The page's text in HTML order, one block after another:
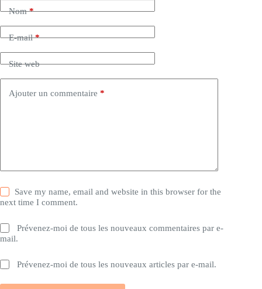
Nom*
E-mail*
Site web
Ajouter un commentaire *
Save my name, email and website in this browser for the
next time I comment.
Prévenez-moi de tous les nouveaux commentaires par e-
mail.
Prévenez-moi de tous les nouveaux articles par e-mail.